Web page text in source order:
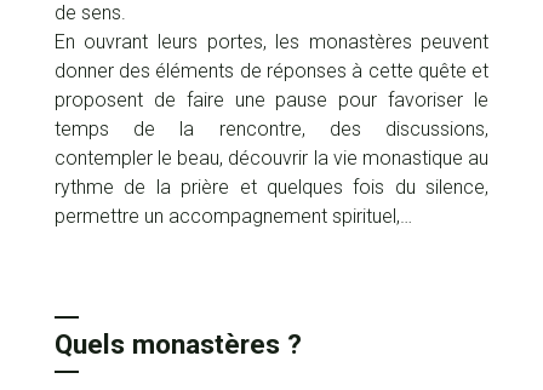
de sens.
En ouvrant leurs portes, les monastères peuvent
donner des éléments de réponses à cette quête et
proposent de faire une pause pour favoriser le
temps de la rencontre, des discussions,
contempler le beau, découvrir la vie monastique au
rythme de la prière et quelques fois du silence,
permettre un accompagnement spirituel,…
Quels monastères ?